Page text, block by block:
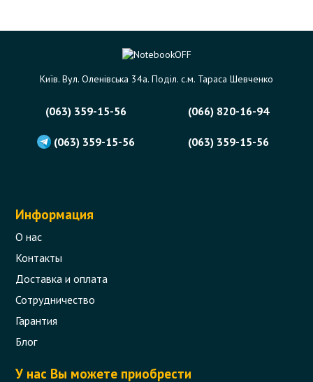
Київ. Вул. Оленівська 34а. Поділ. с.м. Тараса Шевченко
(063) 359-15-56 (066) 820-16-94
(063) 359-15-56 (063) 359-15-56
Информация
О нас
Контакты
Доставка и оплата
Сотрудничество
Гарантия
Блог
У нас Вы можете приобрести